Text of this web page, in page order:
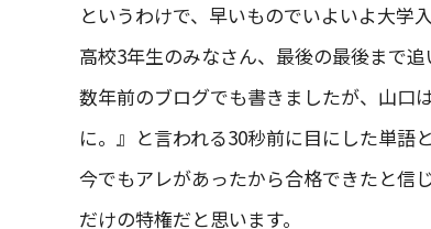
というわけで、早いものでいよいよ大学
高校3年生のみなさん、最後の最後まで追
数年前のブログでも書きましたが、山口
に。』と言われる30秒前に目にした単語
今でもアレがあったから合格できたと信
だけの特権だと思います。